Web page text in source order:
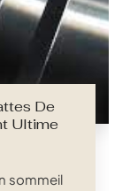
De
Ultime
sommeil